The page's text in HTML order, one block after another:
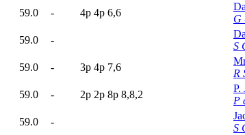
59.0 - 4p 4p 6,6
G
59.0 -
S
59.0 - 3p 4p 7,6
R
59.0 - 2p 2p 8p 8,8,2
P.
P
59.0 -
S